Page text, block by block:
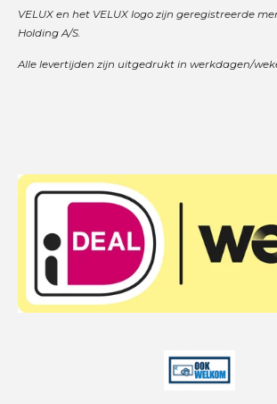
VELUX en het VELUX logo zijn geregistreerde
Holding A/S.
Alle levertijden zijn uitgedrukt in werkdagen/